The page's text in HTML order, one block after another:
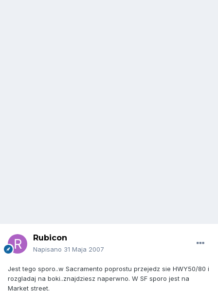
Rubicon
Napisano 31 Maja 2007
Jest tego sporo..w Sacramento poprostu przejedz sie HWY50/80 i
rozgladaj na boki..znajdziesz naperwno. W SF sporo jest na
Market street.